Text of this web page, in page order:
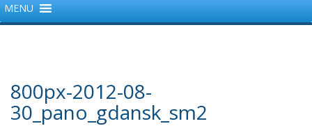
MENU
800px-2012-08-
30_pano_gdansk_sm2